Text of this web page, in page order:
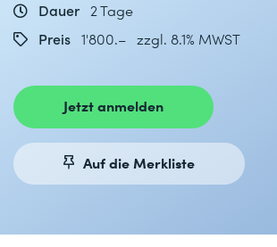
Dauer
2 Tage
Preis 1'800.– zzgl. 8.1% MWST
Jetzt anmelden
Auf die Merkliste